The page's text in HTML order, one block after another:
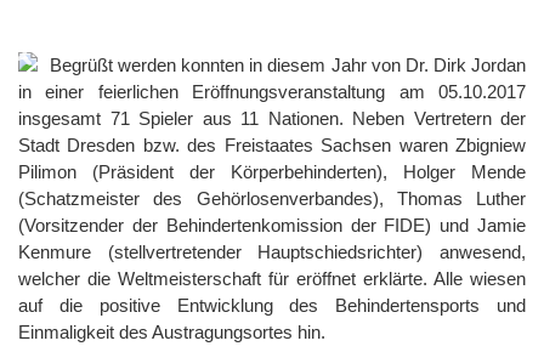
Begrüßt werden konnten in diesem Jahr von Dr. Dirk Jordan
in einer feierlichen Eröffnungsveranstaltung am 05.10.2017
insgesamt 71 Spieler aus 11 Nationen. Neben Vertretern der
Stadt Dresden bzw. des Freistaates Sachsen waren Zbigniew
Pilimon (Präsident der Körperbehinderten), Holger Mende
(Schatzmeister des Gehörlosenverbandes), Thomas Luther
(Vorsitzender der Behindertenkomission der FIDE) und Jamie
Kenmure (stellvertretender Hauptschiedsrichter) anwesend,
welcher die Weltmeisterschaft für eröffnet erklärte. Alle wiesen
auf die positive Entwicklung des Behindertensports und
Einmaligkeit des Austragungsortes hin.